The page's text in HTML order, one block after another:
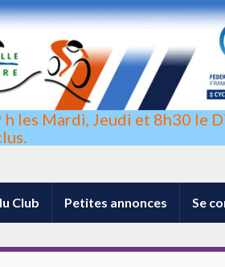
les Mardi, Jeudi et 8h30 le
Club Petites annonces Se